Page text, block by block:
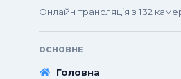
Онлайн трансляція з 132
ОСНОВНЕ
Головна